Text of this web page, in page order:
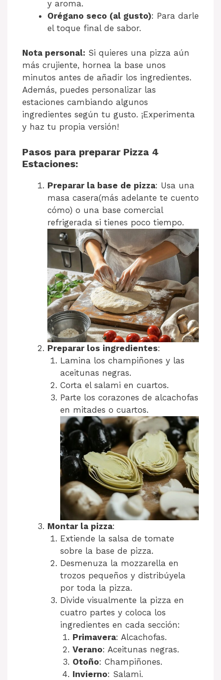
y aroma.
Orégano seco (al gusto): Para darle
el toque final de sabor.
Nota personal: Si quieres una pizza aún
más crujiente, hornea la base unos
minutos antes de añadir los ingredientes.
Además, puedes personalizar las
estaciones cambiando algunos
ingredientes según tu gusto. ¡Experimenta
y haz tu propia versión!
Pasos para preparar Pizza 4
Estaciones:
Preparar la base de pizza: Usa una
masa casera(más adelante te cuento
cómo) o una base comercial
refrigerada si tienes poco tiempo.
Preparar los ingredientes:
Lamina los champiñones y las
aceitunas negras.
Corta el salami en cuartos.
Parte los corazones de alcachofas
en mitades o cuartos.
Montar la pizza:
Extiende la salsa de tomate
sobre la base de pizza.
Desmenuza la mozzarella en
trozos pequeños y distribúyela
por toda la pizza.
Divide visualmente la pizza en
cuatro partes y coloca los
ingredientes en cada sección:
Primavera: Alcachofas.
Verano: Aceitunas negras.
Otoño: Champiñones.
Invierno: Salami.